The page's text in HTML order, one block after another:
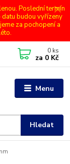
Poslední termín
budou vyřízeny
za pochopení a
Menu
Hledat
0 ks
za 0 Kč